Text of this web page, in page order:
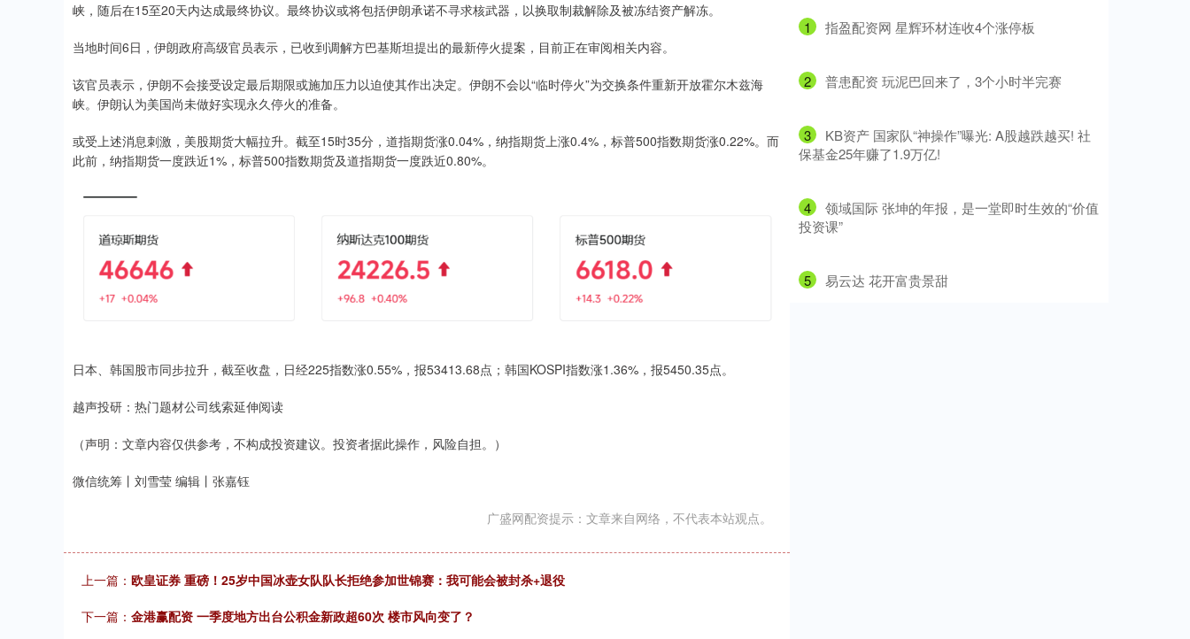
峡，随后在15至20天内达成最终协议。最终协议或将包括伊朗承诺不寻求核武器，以换取制裁解除及被冻结资产解冻。
当地时间6日，伊朗政府高级官员表示，已收到调解方巴基斯坦提出的最新停火提案，目前正在审阅相关内容。
该官员表示，伊朗不会接受设定最后期限或施加压力以迫使其作出决定。伊朗不会以“临时停火”为交换条件重新开放霍尔木兹海
峡。伊朗认为美国尚未做好实现永久停火的准备。
或受上述消息刺激，美股期货大幅拉升。截至15时35分，道指期货涨0.04%，纳指期货上涨0.4%，标普500指数期货涨0.22%。而
此前，纳指期货一度跌近1%，标普500指数期货及道指期货一度跌近0.80%。
日本、韩国股市同步拉升，截至收盘，日经225指数涨0.55%，报53413.68点；韩国KOSPI指数涨1.36%，报5450.35点。
越声投研：热门题材公司线索延伸阅读
（声明：文章内容仅供参考，不构成投资建议。投资者据此操作，风险自担。）
微信统筹丨刘雪莹 编辑丨张嘉钰
广盛网配资提示：文章来自网络，不代表本站观点。
上一篇： 欧皇证券 重磅！25岁中国冰壶女队队长拒绝参加世锦赛：我可能会被封杀+退役
下一篇： 金港赢配资 一季度地方出台公积金新政超60次 楼市风向变了？
1 ​指盈配资网 星辉环材连收4个涨停板
2 ​普患配资 玩泥巴回来了，3个小时半完赛
3
​KB资产 国家队“神操作”曝光: A股越跌越买! 社
保基金25年赚了1.9万亿!
4
​领域国际 张坤的年报，是一堂即时生效的“价值
投资课”
5 ​易云达 花开富贵景甜